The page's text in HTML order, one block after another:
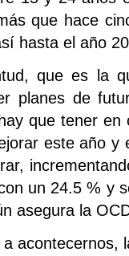
que hace
hasta el año
que es la
planes de
que tener en
este año y
un 24.5 % y
asegura la
acontecernos,